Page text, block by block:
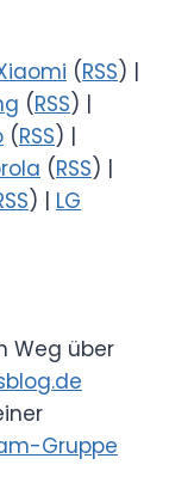
(RSS) |
(RSS) |
(RSS) |
(RSS) |
) | LG
Weg über
Gruppe